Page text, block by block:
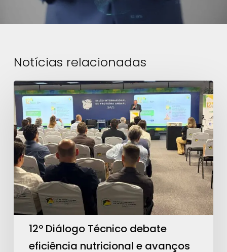
Notícias relacionadas
12º
Diálogo
Técnico
debate
eficiência
nutricional
e
avanços
regulatórios
12º Diálogo Técnico debate
eficiência nutricional e avanços